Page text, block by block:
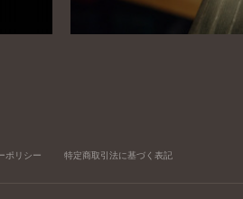
ポリシー 特定商取引法に基づく表記